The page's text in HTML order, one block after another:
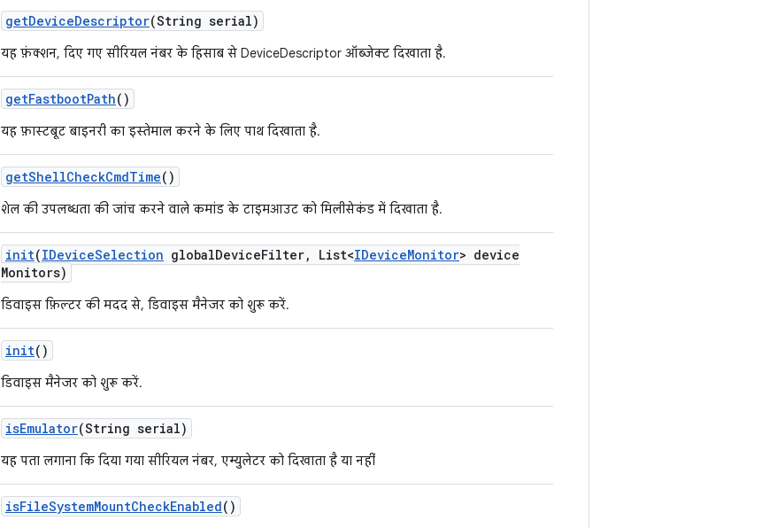
getDeviceDescriptor(String serial)
यह फ़ंक्शन, दिए गए सीरियल नंबर के हिसाब से DeviceDescriptor ऑब्जेक्ट दिखाता है.
getFastbootPath()
यह फ़ास्टबूट बाइनरी का इस्तेमाल करने के लिए पाथ दिखाता है.
getShellCheckCmdTime()
शेल की उपलब्धता की जांच करने वाले कमांड के टाइमआउट को मिलीसेकंड में दिखाता है.
init(IDeviceSelection globalDeviceFilter, List<IDeviceMonitor> device
Monitors)
डिवाइस फ़िल्टर की मदद से, डिवाइस मैनेजर को शुरू करें.
init()
डिवाइस मैनेजर को शुरू करें.
isEmulator(String serial)
यह पता लगाना कि दिया गया सीरियल नंबर, एम्युलेटर को दिखाता है या नहीं
isFileSystemMountCheckEnabled()